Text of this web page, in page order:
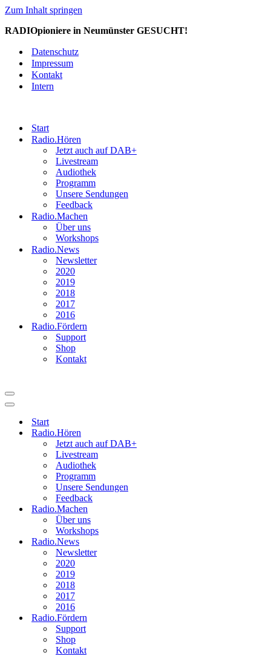
Zum Inhalt springen
RADIOpioniere in Neumünster GESUCHT!
Datenschutz
Impressum
Kontakt
Intern
Start
Radio.Hören
Jetzt auch auf DAB+
Livestream
Audiothek
Programm
Unsere Sendungen
Feedback
Radio.Machen
Über uns
Workshops
Radio.News
Newsletter
2020
2019
2018
2017
2016
Radio.Fördern
Support
Shop
Kontakt
Navigationsmenü
Navigationsmenü
Start
Radio.Hören
Jetzt auch auf DAB+
Livestream
Audiothek
Programm
Unsere Sendungen
Feedback
Radio.Machen
Über uns
Workshops
Radio.News
Newsletter
2020
2019
2018
2017
2016
Radio.Fördern
Support
Shop
Kontakt